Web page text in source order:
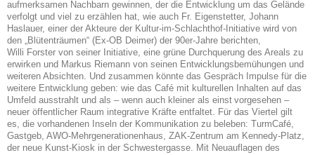
aufmerksamen Nachbarn gewinnen, der die Entwicklung um das Gelände
verfolgt und viel zu erzählen hat, wie auch Fr. Eigenstetter, Johann
Haslauer, einer der Akteure der Kultur-im-Schlachthof-Initiative wird von
den „Blütenträumen“ (Ex-OB Deimer) der 90er-Jahre berichten,
Willi Forster von seiner Initiative, eine grüne Durchquerung des Areals zu
erwirken und Markus Riemann von seinen Entwicklungsbemühungen und
weiteren Absichten. Und zusammen könnte das Gespräch Impulse für die
weitere Entwicklung geben: wie das Café mit kulturellen Inhalten auf das
Umfeld ausstrahlt und als – wenn auch kleiner als einst vorgesehen –
neuer öffentlicher Raum integrative Kräfte entfaltet. Für das Viertel gilt
es, die vorhandenen Inseln der Kommunikation zu beleben: TurmCafé,
Gastgeb, AWO-Mehrgenerationenhaus, ZAK-Zentrum am Kennedy-Platz,
der neue Kunst-Kiosk in der Schwestergasse. Mit Neuauflagen des